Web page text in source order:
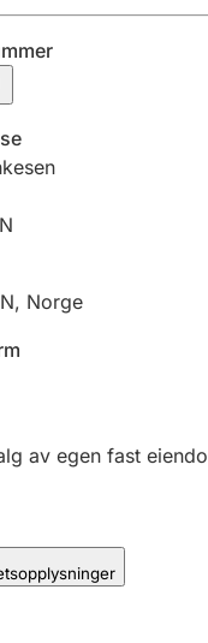
, Norge
av egen fast